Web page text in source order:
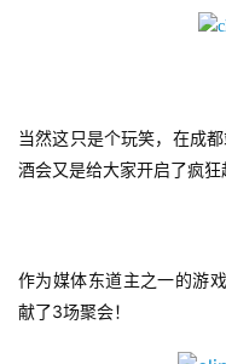
对
上
海
当然这只是个玩笑，在成
酒会又是给大家开启了疯狂
作为媒体东道主之一的游
献了3场聚会！